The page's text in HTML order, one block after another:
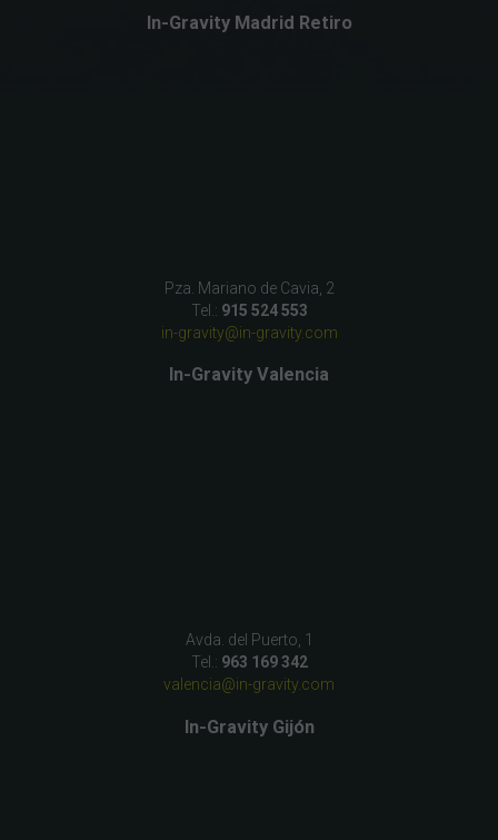
In-Gravity Madrid Retiro
Pza. Mariano de Cavia, 2
Tel.: 915 524 553
in-gravity@in-gravity.com
In-Gravity Valencia
Avda. del Puerto, 1
Tel.: 963 169 342
valencia@in-gravity.com
In-Gravity Gijón